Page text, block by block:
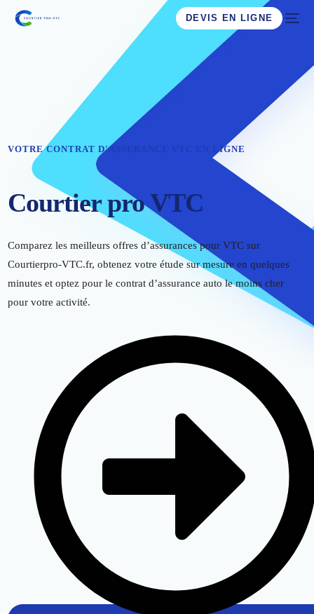
DEVIS EN LIGNE
VOTRE CONTRAT D'ASSURANCE VTC EN LIGNE
Courtier pro VTC
Comparez les meilleurs offres d’assurances pour VTC sur
Courtierpro-VTC.fr, obtenez votre étude sur mesure en quelques
minutes et optez pour le contrat d’assurance auto le moins cher
pour votre activité.